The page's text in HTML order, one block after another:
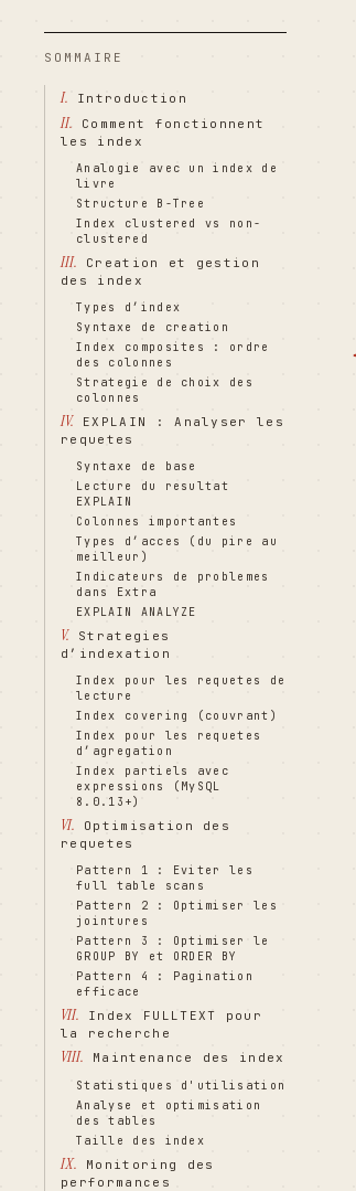
SOMMAIRE
I. Introduction
II.
Comment fonctionnent
les index
Analogie avec un index de
livre
Structure B-Tree
Index clustered vs non-
clustered
III.
Creation et gestion
des index
Types d’index
Syntaxe de creation
Index composites : ordre
des colonnes
Strategie de choix des
colonnes
IV.
EXPLAIN : Analyser les
requetes
Syntaxe de base
Lecture du resultat
EXPLAIN
Colonnes importantes
Types d’acces (du pire au
meilleur)
Indicateurs de problemes
dans Extra
EXPLAIN ANALYZE
V.
Strategies
d’indexation
Index pour les requetes de
lecture
Index covering (couvrant)
Index pour les requetes
d’agregation
Index partiels avec
expressions (MySQL
8.0.13+)
VI.
Optimisation des
requetes
Pattern 1 : Eviter les
full table scans
Pattern 2 : Optimiser les
jointures
Pattern 3 : Optimiser le
GROUP BY et ORDER BY
Pattern 4 : Pagination
efficace
VII.
Index FULLTEXT pour
la recherche
VIII. Maintenance des index
Statistiques d'utilisation
Analyse et optimisation
des tables
Taille des index
IX.
Monitoring des
performances